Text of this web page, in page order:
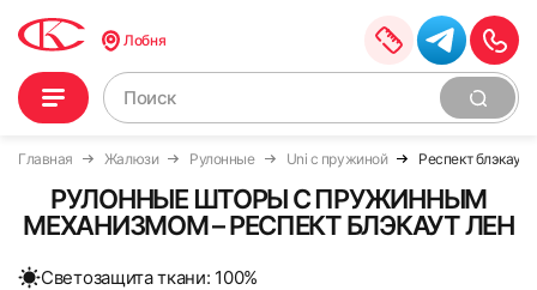
Лобня
Главная Жалюзи Рулонные Uni с пружиной Респект блэкаут
РУЛОННЫЕ ШТОРЫ С ПРУЖИННЫМ
МЕХАНИЗМОМ – РЕСПЕКТ БЛЭКАУТ ЛЕН
Cветозащита ткани: 100%